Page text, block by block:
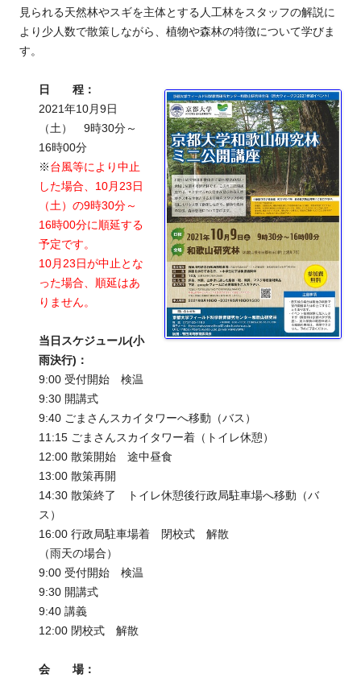
見られる天然林やスギを主体とする人工林をスタッフの解説に
より少人数で散策しながら、植物や森林の特徴について学びま
す。
日 程：
2021年10月9日
（土） 9時30分～
16時00分
※台風等により中止
した場合、10月23日
（土）の9時30分～
16時00分に順延する
予定です。
10月23日が中止とな
った場合、順延はあ
りません。
当日スケジュール(小
雨決行)：
9:00 受付開始 検温
9:30 開講式
9:40 ごまさんスカイタワーへ移動（バス）
11:15 ごまさんスカイタワー着（トイレ休憩）
12:00 散策開始 途中昼食
13:00 散策再開
14:30 散策終了 トイレ休憩後行政局駐車場へ移動（バ
ス）
16:00 行政局駐車場着 閉校式 解散
（雨天の場合）
9:00 受付開始 検温
9:30 開講式
9:40 講義
12:00 閉校式 解散
会 場：